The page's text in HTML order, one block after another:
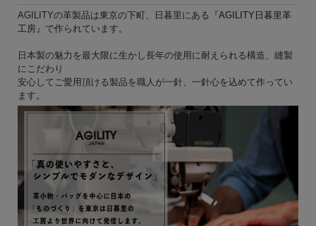
AGILITYの革製品は東京の下町、日暮里にある『AGILITY日暮里革
工房 』で作られています。
日本製の魅力を最大限に生かし長年の使用に耐えられる構造、縫製
にこだわり
安心してご愛用頂ける製品を職人が一針、一針心を込めて作ってい
ます。